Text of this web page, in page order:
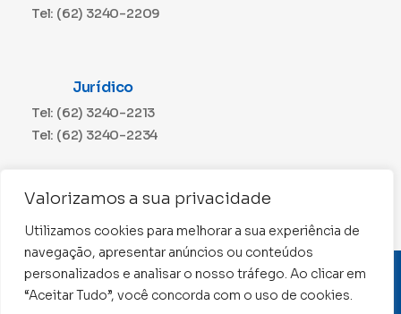
Valorizamos a sua privacidade
Utilizamos cookies para melhorar a sua experiência de
navegação, apresentar anúncios ou conteúdos
personalizados e analisar o nosso tráfego. Ao clicar em
“Aceitar Tudo”, você concorda com o uso de cookies.
Tel: (62) 3240-2209
Jurídico
Tel: (62) 3240-2213
Tel: (62) 3240-2234
Tel: (62) 3240-2230
CNPJ: 01.015.676/0001-11
Conselho Regional de Contabilidade de Goiás 2022 –